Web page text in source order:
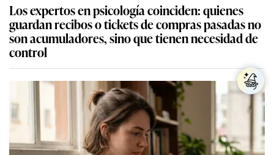
Los expertos en psicología coinciden: quienes
guardan recibos o tickets de compras pasadas no
son acumuladores, sino que tienen necesidad de
control